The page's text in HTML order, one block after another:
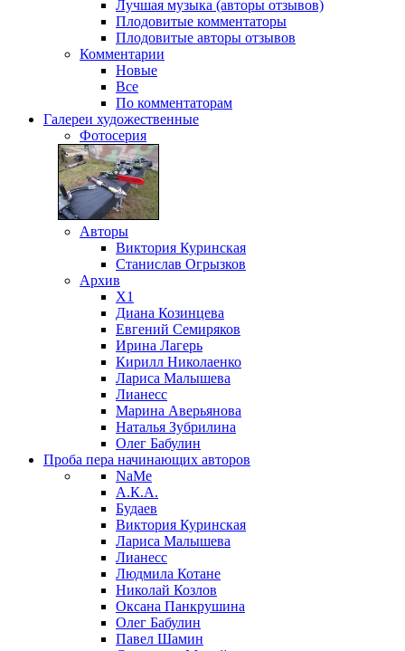
Лучшая музыка (авторы отзывов)
Плодовитые комментаторы
Плодовитые авторы отзывов
Комментарии
Новые
Все
По комментаторам
Галереи художественные
Фотосерия
Авторы
Виктория Куринская
Станислав Огрызков
Архив
X1
Диана Козинцева
Евгений Семиряков
Ирина Лагерь
Кирилл Николаенко
Лариса Малышева
Лианесс
Марина Аверьянова
Наталья Зубрилина
Олег Бабулин
Проба пера начинающих авторов
NaMe
А.К.А.
Будаев
Виктория Куринская
Лариса Малышева
Лианесс
Людмила Котане
Николай Козлов
Оксана Панкрушина
Олег Бабулин
Павел Шамин